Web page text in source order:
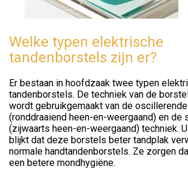
Welke typen elektrische
tandenborstels zijn er?
Er bestaan in hoofdzaak twee typen
tandenborstels. De techniek van de
wordt gebruikgemaakt van de
(ronddraaiend heen-en-weergaand) en de
(zijwaarts heen-en-weergaand) techniek.
blijkt dat deze borstels beter tandplak
normale handtandenborstels. Ze zorgen
een betere mondhygiëne.